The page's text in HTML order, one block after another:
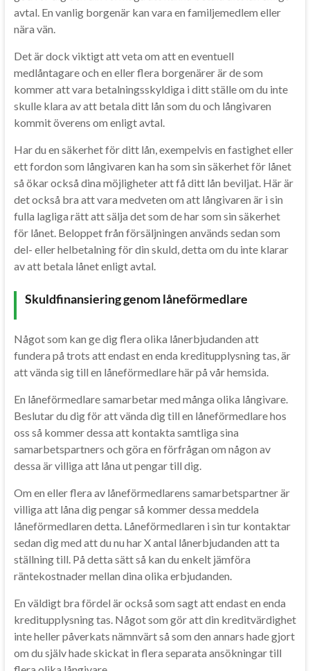
avtal. En vanlig borgenär kan vara en familjemedlem eller
nära vän.
Det är dock viktigt att veta om att en eventuell
medlåntagare och en eller flera borgenärer är de som
kommer att vara betalningsskyldiga i ditt ställe om du inte
skulle klara av att betala ditt lån som du och långivaren
kommit överens om enligt avtal.
Har du en säkerhet för ditt lån, exempelvis en fastighet eller
ett fordon som långivaren kan ha som sin säkerhet för lånet
så ökar också dina möjligheter att få ditt lån beviljat. Här är
det också bra att vara medveten om att långivaren är i sin
fulla lagliga rätt att sälja det som de har som sin säkerhet
för lånet. Beloppet från försäljningen används sedan som
del- eller helbetalning för din skuld, detta om du inte klarar
av att betala lånet enligt avtal.
Skuldfinansiering genom låneförmedlare
Något som kan ge dig flera olika lånerbjudanden att
fundera på trots att endast en enda kreditupplysning tas, är
att vända sig till en låneförmedlare här på vår hemsida.
En låneförmedlare samarbetar med många olika långivare.
Beslutar du dig för att vända dig till en låneförmedlare hos
oss så kommer dessa att kontakta samtliga sina
samarbetspartners och göra en förfrågan om någon av
dessa är villiga att låna ut pengar till dig.
Om en eller flera av låneförmedlarens samarbetspartner är
villiga att låna dig pengar så kommer dessa meddela
låneförmedlaren detta. Låneförmedlaren i sin tur kontaktar
sedan dig med att du nu har X antal lånerbjudanden att ta
ställning till. På detta sätt så kan du enkelt jämföra
räntekostnader mellan dina olika erbjudanden.
En väldigt bra fördel är också som sagt att endast en enda
kreditupplysning tas. Något som gör att din kreditvärdighet
inte heller påverkats nämnvärt så som den annars hade gjort
om du själv hade skickat in flera separata ansökningar till